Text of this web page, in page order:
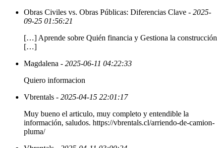
Obras Civiles vs. Obras Públicas: Diferencias Clave - 2025-
09-25 01:56:21
[…] Aprende sobre Quién financia y Gestiona la construcción
[…]
Magdalena - 2025-06-11 04:22:33
Quiero informacion
Vbrentals - 2025-04-15 22:01:17
Muy bueno el articulo, muy completo y entendible la
información, saludos. https://vbrentals.cl/arriendo-de-camion-
pluma/